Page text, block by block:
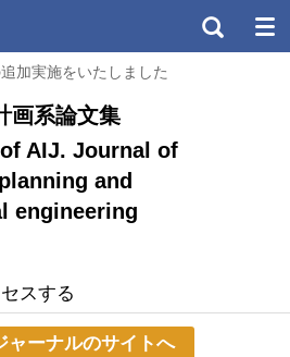
加実施をいたしました
画系論文集
AIJ. Journal of
and
engineering
スする
ャーナルのサイトへ